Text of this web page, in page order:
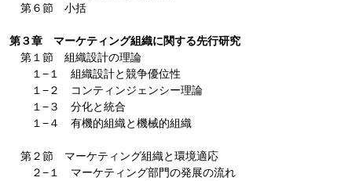
第６節 小括
第３章 マーケティング組織に関する先行研究
第１節 組織設計の理論
１−１ 組織設計と競争優位性
１−２ コンティンジェンシー理論
１−３ 分化と統合
１−４ 有機的組織と機械的組織
第２節 マーケティング組織と環境適応
２−１ マーケティング部門の発展の流れ